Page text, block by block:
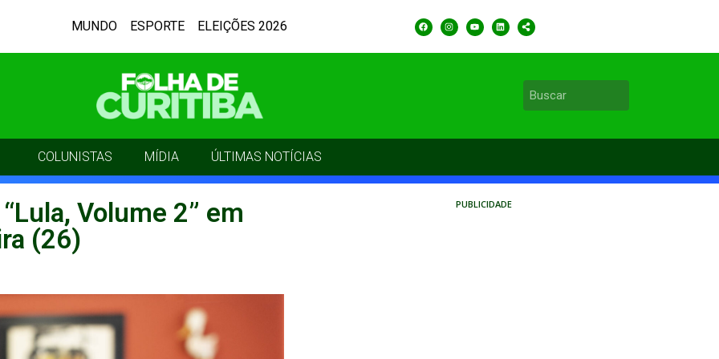
MUNDO ESPORTE ELEIÇÕES 2026
COLUNISTAS MÍDIA ÚLTIMAS NOTÍCIAS
Volume 2” em
(26)
PUBLICIDADE